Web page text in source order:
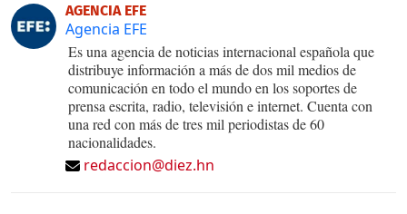
AGENCIA EFE
Agencia EFE
Es una agencia de noticias internacional española que
distribuye información a más de dos mil medios de
comunicación en todo el mundo en los soportes de
prensa escrita, radio, televisión e internet. Cuenta con
una red con más de tres mil periodistas de 60
nacionalidades.
redaccion@diez.hn